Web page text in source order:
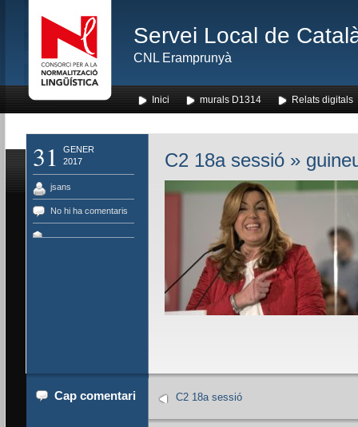
Servei Local de
CNL Eramprunyà
Inici murals D1314 Relats digitals
31
GENER
2017
jsans
No hi ha comentaris
C2 18a sessió»
Cap comentari C2 18a sessió